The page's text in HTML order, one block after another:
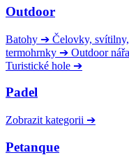
Outdoor
Batohy ➔ Čelovky,
termohrnky ➔ Outdoor
Turistické hole ➔
Padel
Zobrazit kategorii ➔
Petanque